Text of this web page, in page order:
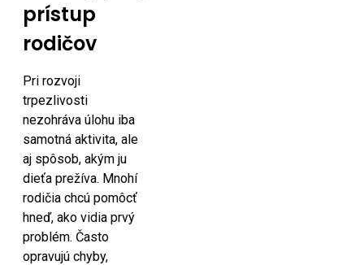
prístup
rodičov
Pri rozvoji
trpezlivosti
nezohráva úlohu iba
samotná aktivita, ale
aj spôsob, akým ju
dieťa prežíva. Mnohí
rodičia chcú pomôcť
hneď, ako vidia prvý
problém. Často
opravujú chyby,